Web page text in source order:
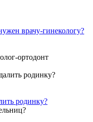
врачу-гинекологу?
ортодонт
родинку?